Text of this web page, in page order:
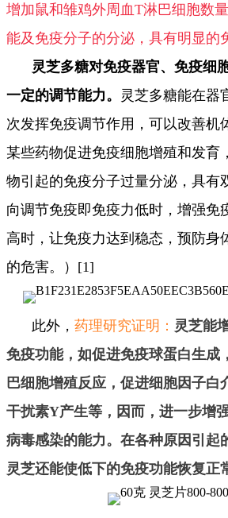
增加鼠和雏鸡外周血T淋巴细胞数
能及免疫分子的分泌，具有明显的
灵芝多糖对免疫器官、免疫细
一定的调节能力。 灵芝多糖能在器
次发挥免疫调节作用，可以改善机
某些药物促进免疫细胞增殖和发育
物引起的免疫分子过量分泌，具有
向调节免疫即免疫力低时，增强免
高时，让免疫力达到稳态，预防身
的危害。）[1]
此外， 药理研究证明： 灵芝能
免疫功能，如促进免疫球蛋白生成
巴细胞增殖反应，促进细胞因子白
干扰素Y产生等，因而，进一步增
病毒感染的能力。在各种原因引起
灵芝还能使低下的免疫功能恢复正